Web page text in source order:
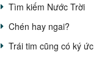
Tìm kiếm Nước Trời
Chén hay ngai?
Trái tim cũng có ký ức